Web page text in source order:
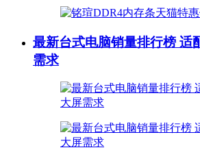
最新台式电脑销量排行榜 适
需求